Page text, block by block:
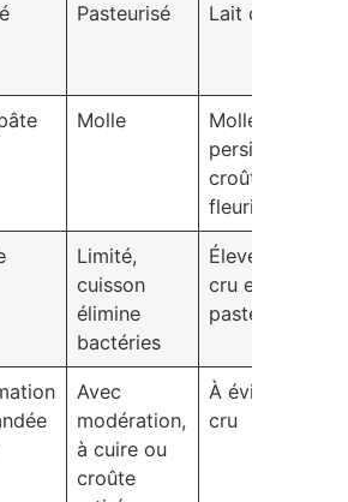
Pasteurisé Lait cru
Molle
Molle ou
persillée,
croûte
fleurie
Limité,
cuisson
élimine
bactéries
Élevé si
cru et non
pasteurisé
Avec
modération,
à cuire ou
croûte
À éviter
cru